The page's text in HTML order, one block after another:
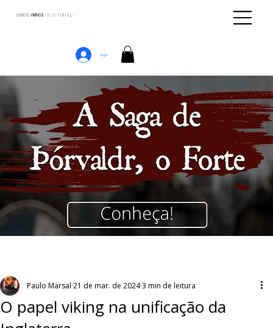
LIVROS VIKINGS · ᚢᛁᚴᛁᚴᛅᛒᛅᚴᛦ ·
Login
O papel viking na unificação da
Paulo Marsal 21 de mar. de 20243 min de leitura